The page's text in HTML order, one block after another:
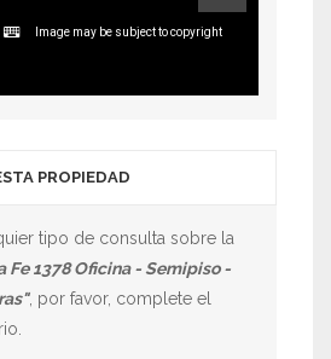
Image may be subject to copyright
PROPIEDAD
tipo de consulta sobre la
Fe 1378 Oficina - Semipiso -
, por favor, complete el